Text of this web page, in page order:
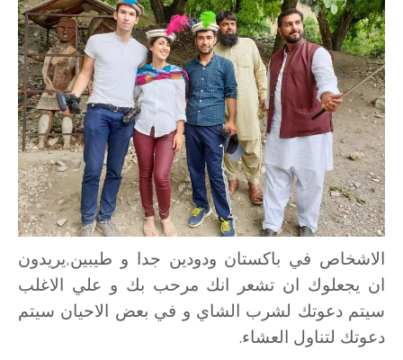
الاشخاص في باكستان ودودين جدا و طيبين,يريدون
ان يجعلوك ان تشعر انك مرحب بك و علي الاغلب
سيتم دعوتك لشرب الشاي و في بعض الاحيان سيتم
دعوتك لتناول العشاء.